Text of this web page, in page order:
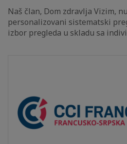
Naš član, Dom zdravlja Vizim,
personalizovani sistematski
izbor pregleda u skladu sa